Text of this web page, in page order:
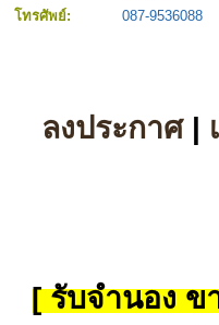
โทรศัพย์:
087-9536088
ลงประกาศ|
[ รับจำนอง ข